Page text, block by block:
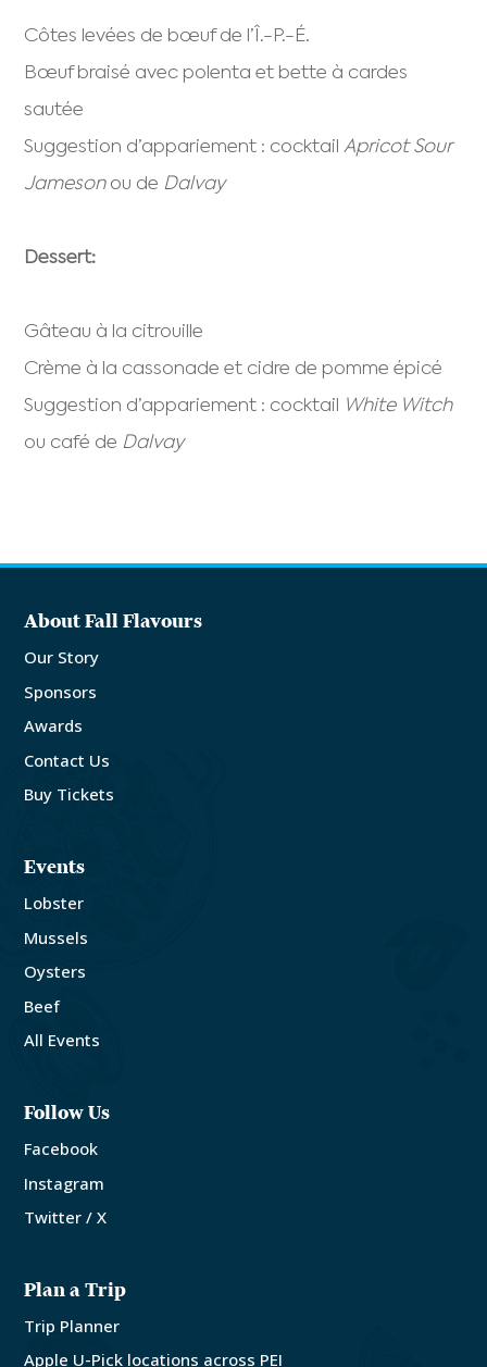
Côtes levées de bœuf de l’Î.-P.-É.
Bœuf braisé avec polenta et bette à cardes
sautée
Suggestion d’appariement : cocktailApricot Sour
Jamesonou de Dalvay
Dessert:
Gâteau à la citrouille
Crème à la cassonade et cidre de pomme épicé
Suggestion d’appariement : cocktail
White Witch
ou café de Dalvay
About Fall Flavours
Our Story
Sponsors
Awards
Contact Us
Buy Tickets
Events
Lobster
Mussels
Oysters
Beef
All Events
Follow Us
Facebook
Instagram
Twitter / X
Plan a Trip
Trip Planner
Apple U-Pick locations across PEI